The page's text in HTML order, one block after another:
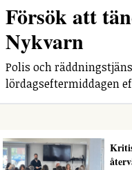
Försök att
Nykvarn
Polis och
lördagseftermiddagen